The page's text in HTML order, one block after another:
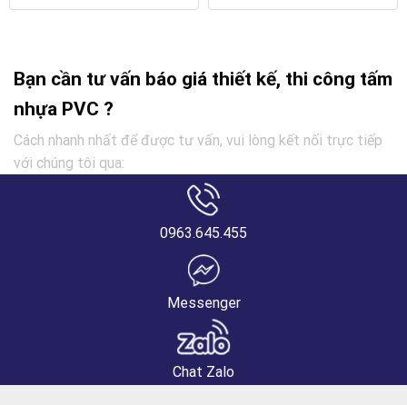
Bạn cần tư vấn báo giá thiết kế, thi công tấm
nhựa PVC ?
Cách nhanh nhất để được tư vấn, vui lòng kết nối trực tiếp
với chúng tôi qua:
0963.645.455
Messenger
Chat Zalo